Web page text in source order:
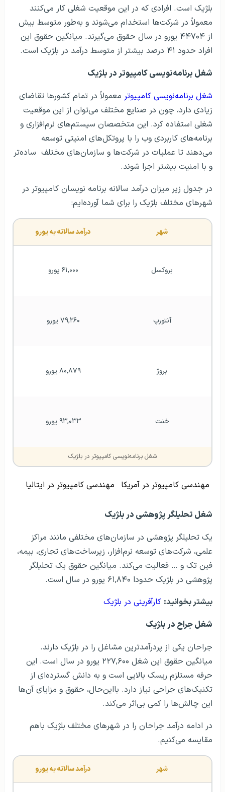
بلژیک است. افرادی که در این موقعیت شغلی کار می‌کنند
معمولاً در شرکت‌ها استخدام می‌شوند و به‌طور متوسط بیش
از ۴۴۷۰۴ یورو در سال حقوق می‌گیرند. میانگین حقوق این
افراد حدود ۴۱ درصد بیشتر از متوسط درآمد در بلژیک است.
شغل برنامه‌نویسی کامپیوتر در بلژیک
شغل برنامه‌نویسی کامپیوتر معمولاً در تمام کشورها تقاضای
زیادی دارد، چون در صنایع مختلف می‌توان از این موقعیت
شغلی استفاده کرد. این متخصصان سیستم‌های نرم‌افزاری و
برنامه‌های کاربردی وب را با پروتکل‌های امنیتی توسعه
می‌دهند تا عملیات در شرکت‌ها و سازمان‌های مختلف ساده‌تر
و با امنیت بیشتر اجرا شوند.
در جدول زیر میزان درآمد سالانه برنامه نویسان کامپیوتر در
شهرهای مختلف بلژیک را برای شما آورده‌ایم:
شهر درآمد سالانه به یورو
بروکسل ۶۱,۰۰۰ یورو
آنتورپ ۷۹,۲۶۰ یورو
بروژ ۸۰,۸۷۹ یورو
خنت ۹۳,۰۳۳ یورو
شغل برنامه‌نویسی کامپیوتر در بلژیک
مهندسی کامپیوتر در آمریکا مهندسی کامپیوتر در ایتالیا
شغل تحلیلگر پژوهشی در بلژیک
یک تحلیلگر پژوهشی در سازمان‌های مختلفی مانند مراکز
علمی، شرکت‌های توسعه نرم‌افزار، زیرساخت‌های تجاری، بیمه،
فین تک و … فعالیت می‌کند. میانگین حقوق یک تحلیلگر
پژوهشی در بلژیک حدودا ۶۱,۸۴۰ یورو در سال است.
بیشتر بخوانید: کارآفرینی در بلژیک
شغل جراح در بلژیک
جراحان یکی از پردرآمدترین مشاغل را در بلژیک دارند.
میانگین حقوق این شغل ۲۲۷,۶۰۰ یورو در سال است. این
حرفه مستلزم ریسک بالایی است و به دانش گسترده‌ای از
تکنیک‌های جراحی نیاز دارد. بااین‌حال، حقوق و مزایای آن‌ها
این چالش‌ها را کمی بی‌اثر می‌کند.
در ادامه درآمد جراحان را در شهرهای مختلف بلژیک باهم
مقایسه می‌کنیم.
شهر درآمد سالانه به یورو